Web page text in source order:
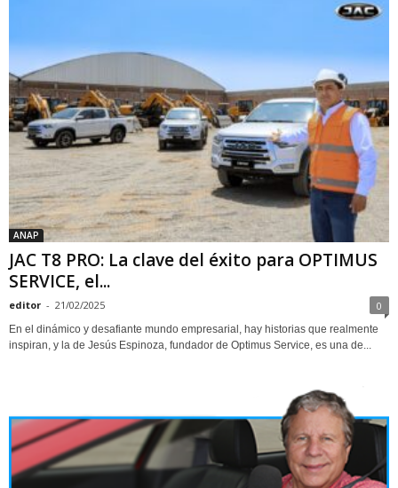
ANAP
JAC T8 PRO: La clave del éxito para OPTIMUS
SERVICE, el...
editor - 21/02/2025 0
En el dinámico y desafiante mundo empresarial, hay historias que realmente
inspiran, y la de Jesús Espinoza, fundador de Optimus Service, es una de...